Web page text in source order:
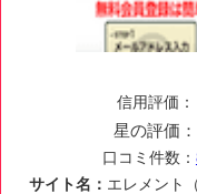
信用評価：
星の評価：
口コミ件数：
サイト名： エレメント